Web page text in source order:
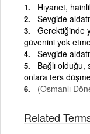
Hıyanet,
Sevgide
Gerektiğinde
güvenini yok
Sevgide
Bağlı
onlara ters
(Osmanlı
Related